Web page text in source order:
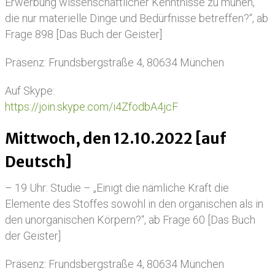
die nur materielle Dinge und Bedürfnisse betreffen?“, ab
Frage 898 [Das Buch der Geister]
Präsenz: Frundsbergstraße 4, 80634 München
Auf Skype:
https://join.skype.com/i4ZfodbA4jcF
Mittwoch, den 12.10.2022 [auf
Deutsch]
– 19 Uhr: Studie – „Einigt die nämliche Kraft die
Elemente des Stoffes sowohl in den organischen als in
den unorganischen Körpern?“, ab Frage 60 [Das Buch
der Geister]
Präsenz: Frundsbergstraße 4, 80634 München